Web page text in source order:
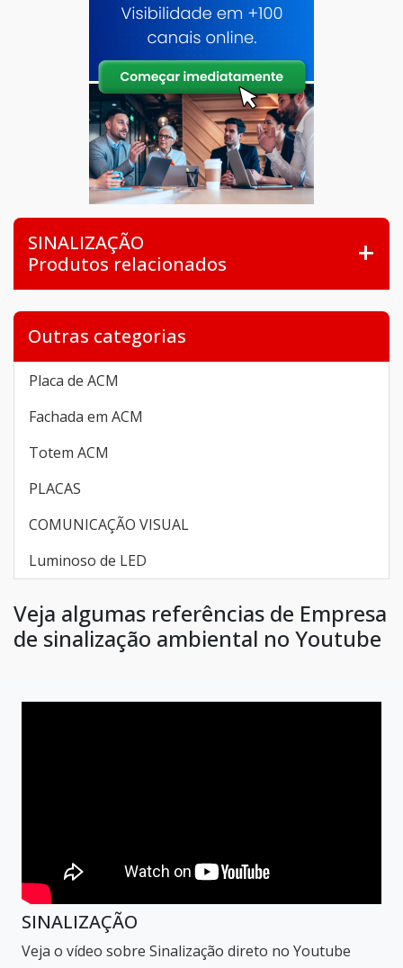
SINALIZAÇÃO
Produtos relacionados
Outras categorias
Placa de ACM
Fachada em ACM
Totem ACM
PLACAS
COMUNICAÇÃO VISUAL
Luminoso de LED
Veja algumas referências de Empresa
de sinalização ambiental no Youtube
SINALIZAÇÃO
Veja o vídeo sobre Sinalização direto no Youtube